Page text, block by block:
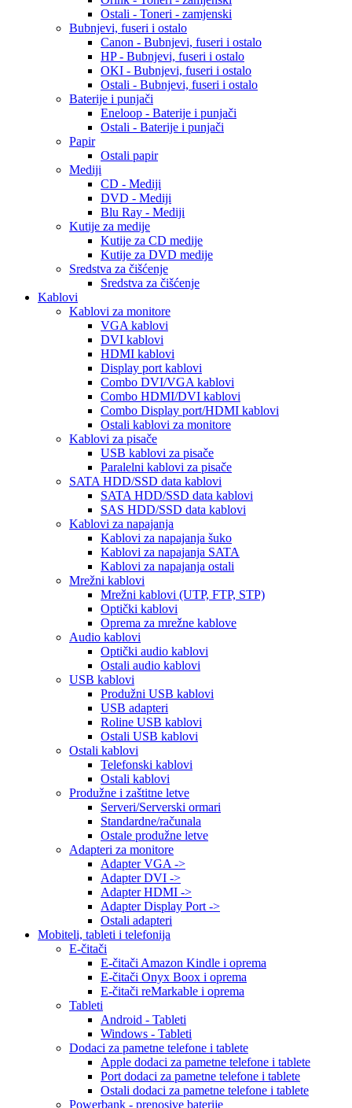
Ostali - Toneri - zamjenski
Bubnjevi, fuseri i ostalo
Canon - Bubnjevi, fuseri i ostalo
HP - Bubnjevi, fuseri i ostalo
OKI - Bubnjevi, fuseri i ostalo
Ostali - Bubnjevi, fuseri i ostalo
Baterije i punjači
Eneloop - Baterije i punjači
Ostali - Baterije i punjači
Papir
Ostali papir
Mediji
CD - Mediji
DVD - Mediji
Blu Ray - Mediji
Kutije za medije
Kutije za CD medije
Kutije za DVD medije
Sredstva za čišćenje
Sredstva za čišćenje
Kablovi
Kablovi za monitore
VGA kablovi
DVI kablovi
HDMI kablovi
Display port kablovi
Combo DVI/VGA kablovi
Combo HDMI/DVI kablovi
Combo Display port/HDMI kablovi
Ostali kablovi za monitore
Kablovi za pisače
USB kablovi za pisače
Paralelni kablovi za pisače
SATA HDD/SSD data kablovi
SATA HDD/SSD data kablovi
SAS HDD/SSD data kablovi
Kablovi za napajanja
Kablovi za napajanja šuko
Kablovi za napajanja SATA
Kablovi za napajanja ostali
Mrežni kablovi
Mrežni kablovi (UTP, FTP, STP)
Optički kablovi
Oprema za mrežne kablove
Audio kablovi
Optički audio kablovi
Ostali audio kablovi
USB kablovi
Produžni USB kablovi
USB adapteri
Roline USB kablovi
Ostali USB kablovi
Ostali kablovi
Telefonski kablovi
Ostali kablovi
Produžne i zaštitne letve
Serveri/Serverski ormari
Standardne/računala
Ostale produžne letve
Adapteri za monitore
Adapter VGA ->
Adapter DVI ->
Adapter HDMI ->
Adapter Display Port ->
Ostali adapteri
Mobiteli, tableti i telefonija
E-čitači
E-čitači Amazon Kindle i oprema
E-čitači Onyx Boox i oprema
E-čitači reMarkable i oprema
Tableti
Android - Tableti
Windows - Tableti
Dodaci za pametne telefone i tablete
Apple dodaci za pametne telefone i tablete
Port dodaci za pametne telefone i tablete
Ostali dodaci za pametne telefone i tablete
Powerbank - prenosive baterije